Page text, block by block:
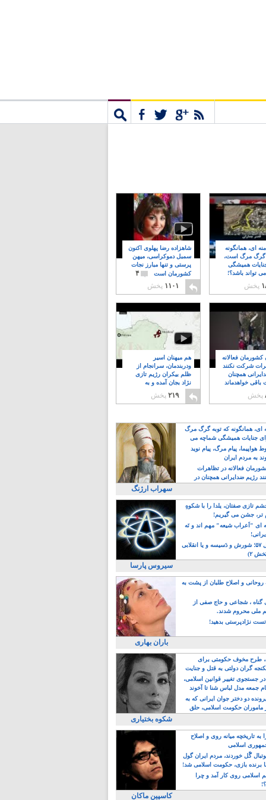
شاهزاده رضا پهلوی اکنون
سمبل دموکراسی، میهن
پرستی و تنها مبارز نجات
کشورمان است
۴
۱۱۰۱ پخش
ای، همانگونه
گرگ مرگ است،
همیشگی
تواند باشد؟!
پخش
هم میهنان اسیر
ودربندمان، سرانجام از
ظلم بیکران رژیم تازی
نژاد بجان آمده و به
۲۱۹ پخش
کشورمان فعالانه
شرکت نکنند
همچنان
باقی خواهدماند
پخش
ای، همانگونه که توبه گرگ مرگ
جنایات همیشگی شماچه می
هواپیما، پیام مرگ، پیام نوید
به مردم ایران
فعالانه در تظاهرات
رژیم ضدایرانی همچنان در
خواهدماند
سهراب ارژنگ
تازی صفتان، یلدا را با شکوهِ
تر، جشن می گیریم!
ای "اَعراب شیعه" مهم اند و نَه
رویداد سال ۵۷؛ شورش و دَسیسه و یا انقلابی
۲)
سیروس پارسا
و اصلاح طلبان از پشت به
گناه ، شجاعی و حاج صفی از
ملی محروم شدند.
نژادپرستی بدهید!
باران بهاری
مخوف حکومتی برای
گران دولتی به قتل و جنایت
جستجوی تغییر قوانین اسلامی،
جمعه مدل لباس شنا تا آخوند
دو دختر جوان ایرانی که به
ماموران حکومت اسلامی، حلق
شکوه بختیاری
به تاریخچه میانه روی و اصلاح
اسلامی
گًل خوردند، مردم ایران گول
برنده بازی، حکومت اسلامی شد!
اسلامی روی کار آمد و چرا
کاسپین ماکان